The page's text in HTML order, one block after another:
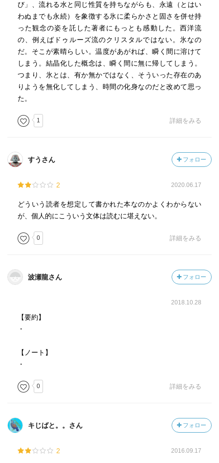
び」、流れる水と同じ性質を持ちながらも、永遠（とはい
わぬまでも永続）を象徴する氷に柔らかさと固さを併せ持
った観念の姿を託した著者にもっとも感動した。西洋流
の、例えばドゥルーズ流のクリスタルではない。氷なの
だ。そこが素晴らしい。温度があがれば、瞬く間に溶けて
しまう。結晶化した概念は、瞬く間に無に帰してしまう。
つまり、氷とは、有か無かではなく、そういった存在のあ
りようを無化してしまう、時間の化身なのだと改めて思っ
た。
1 詳細をみる
すうさん フォロー
2 2020.06.17
どういう読者を想定して書かれた本なのかよくわからない
が、個人的にこういう文体は読むに堪えない。
0 詳細をみる
波瀬龍さん フォロー
2018.10.28
【要約】
・
【ノート】
・
0 詳細をみる
キじばと。。さん フォロー
2 2016.09.17